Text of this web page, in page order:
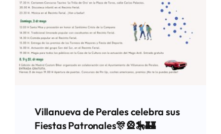
Villanueva de Perales celebra sus
Fiestas Patronales🎊🎡🎠🏰